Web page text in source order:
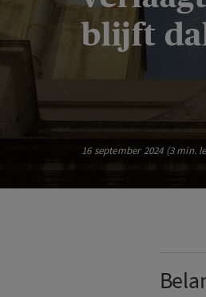
blijft
16 september 2024 (3 min.